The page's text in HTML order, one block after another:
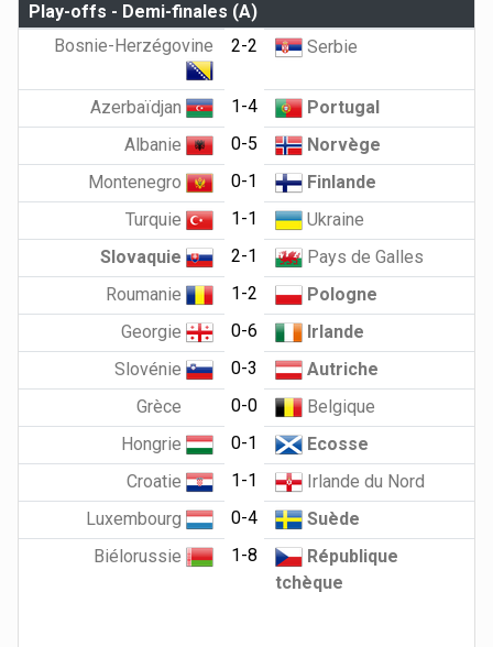
Play-offs - Demi-finales (A)
Bosnie-Herzégovine
2-2 Serbie
Azerbaïdjan 1-4
Portugal
Albanie
0-5
Norvège
Montenegro
0-1
Finlande
Turquie
1-1
Ukraine
Slovaquie
2-1
Pays de Galles
Roumanie
1-2
Pologne
Georgie
0-6
Irlande
Slovénie
0-3
Autriche
Grèce
0-0
Belgique
Hongrie
0-1
Ecosse
Croatie
1-1
Irlande du Nord
Luxembourg
0-4
Suède
Biélorussie
1-8
République
tchèque